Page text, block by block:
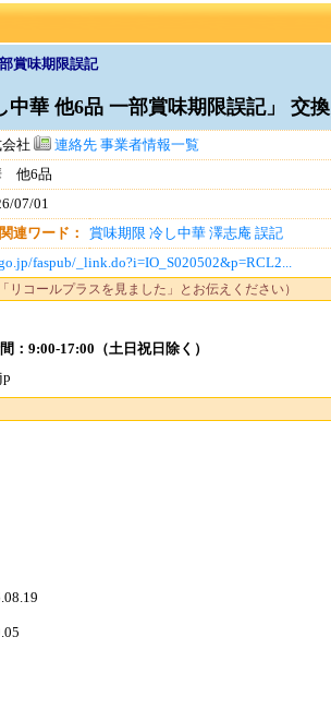
賞味期限誤記
中華 他6品 一部賞味期限誤記」 交換
社 連絡先 事業者情報一覧
他6品
07/01
関連ワード： 賞味期限 冷し中華 澤志庵 誤記
faspub/_link.do?i=IO_S020502&p=RCL2...
リコールプラスを見ました」とお伝えください）
：9:00-17:00（土日祝日除く）